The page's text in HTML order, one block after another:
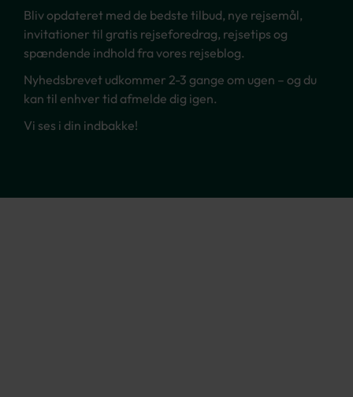
Bliv opdateret med de bedste tilbud, nye rejsemål,
invitationer til gratis rejseforedrag, rejsetips og
spændende indhold fra vores rejseblog.
Nyhedsbrevet udkommer 2-3 gange om ugen – og du
kan til enhver tid afmelde dig igen.
Vi ses i din indbakke!